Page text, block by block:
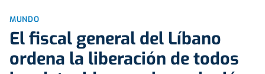
MUNDO
El fiscal general del Líbano
ordena la liberación de todos